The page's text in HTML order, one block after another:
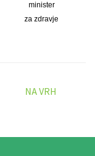
minister
za zdravje
NA VRH